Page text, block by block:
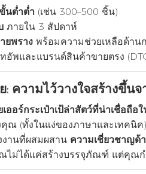
นต่ำต่ำ (เช่น 300–500 ชิ้น)
ภายใน 3 สัปดาห์
ยพราง พร้อมความช่วยเหลือด้าน
อัพและแบรนด์สินค้าขายตรง
ความไว้วางใจสร้างขึ้
ออร์กระเป๋าเป้ล่าสัตว์ที่น่าเชื่อถือใ
คุณ (ทั้งในแง่ของภาษาและเทคนิ
งานที่ผสมผสาน ความเชี่ยวชาญด้
ม่ได้แค่สร้างบรรจุภัณฑ์ แต่คุณก